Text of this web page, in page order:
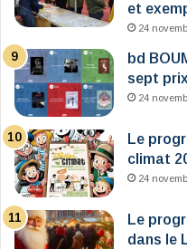
et
24
bd
sept prix
24
Le
climat
24
Le
dans le